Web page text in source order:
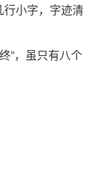
小字，字迹清
”，虽只有八个